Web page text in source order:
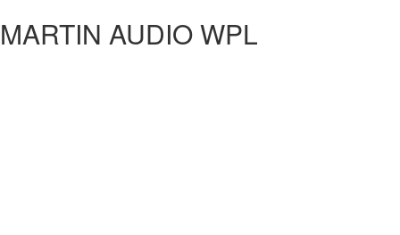
MARTIN AUDIO WPL